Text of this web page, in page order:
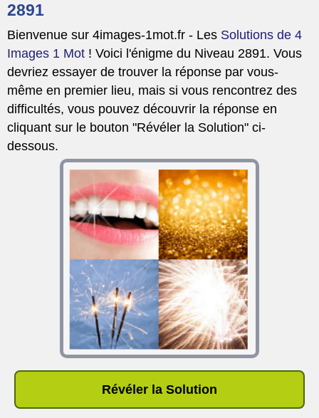
2891
Bienvenue sur 4images-1mot.fr - Les Solutions de 4
Images 1 Mot ! Voici l'énigme du Niveau 2891. Vous
devriez essayer de trouver la réponse par vous-
même en premier lieu, mais si vous rencontrez des
difficultés, vous pouvez découvrir la réponse en
cliquant sur le bouton "Révéler la Solution" ci-
dessous.
Révéler la Solution